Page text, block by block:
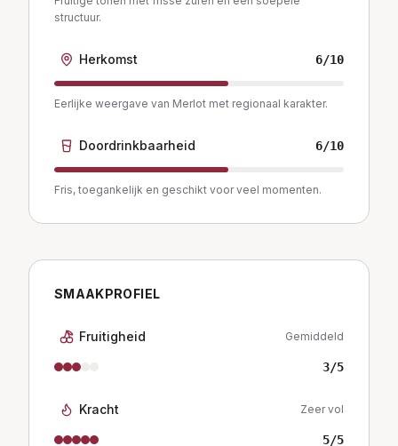
structuur.
Herkomst 6/10
Eerlijke weergave van Merlot met regionaal karakter.
Doordrinkbaarheid 6/10
Fris, toegankelijk en geschikt voor veel momenten.
SMAAKPROFIEL
Fruitigheid Gemiddeld
3/5
Kracht Zeer vol
5/5